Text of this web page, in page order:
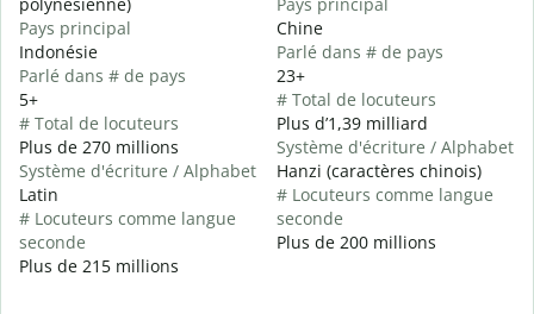
Pays principal
Indonésie
Parlé dans # de pays
5+
# Total de locuteurs
Plus de 270 millions
Système d'écriture / Alphabet
Latin
# Locuteurs comme langue
seconde
Plus de 215 millions
Chine
Parlé dans # de pays
23+
# Total de locuteurs
Plus d’1,39 milliard
Système d'écriture / Alphabet
Hanzi (caractères chinois)
# Locuteurs comme langue
seconde
Plus de 200 millions